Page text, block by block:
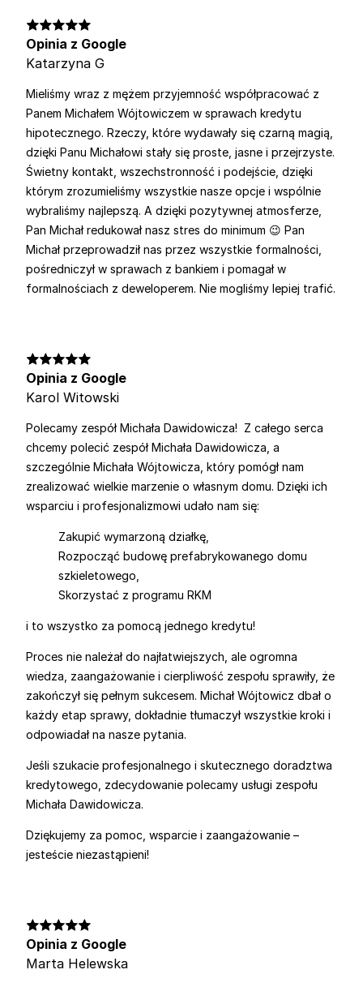
Opinia z Google
Katarzyna G
Mieliśmy wraz z mężem przyjemność współpracować z
Panem Michałem Wójtowiczem w sprawach kredytu
hipotecznego. Rzeczy, które wydawały się czarną magią,
dzięki Panu Michałowi stały się proste, jasne i przejrzyste.
Świetny kontakt, wszechstronność i podejście, dzięki
którym zrozumieliśmy wszystkie nasze opcje i wspólnie
wybraliśmy najlepszą. A dzięki pozytywnej atmosferze,
Pan Michał redukował nasz stres do minimum 😉 Pan
Michał przeprowadził nas przez wszystkie formalności,
pośredniczył w sprawach z bankiem i pomagał w
formalnościach z deweloperem. Nie mogliśmy lepiej trafić.
Opinia z Google
Karol Witowski
Polecamy zespół Michała Dawidowicza! Z całego serca
chcemy polecić zespół Michała Dawidowicza, a
szczególnie Michała Wójtowicza, który pomógł nam
zrealizować wielkie marzenie o własnym domu. Dzięki ich
wsparciu i profesjonalizmowi udało nam się:
Zakupić wymarzoną działkę,
Rozpocząć budowę prefabrykowanego domu
szkieletowego,
Skorzystać z programu RKM
i to wszystko za pomocą jednego kredytu!
Proces nie należał do najłatwiejszych, ale ogromna
wiedza, zaangażowanie i cierpliwość zespołu sprawiły, że
zakończył się pełnym sukcesem. Michał Wójtowicz dbał o
każdy etap sprawy, dokładnie tłumaczył wszystkie kroki i
odpowiadał na nasze pytania.
Jeśli szukacie profesjonalnego i skutecznego doradztwa
kredytowego, zdecydowanie polecamy usługi zespołu
Michała Dawidowicza.
Dziękujemy za pomoc, wsparcie i zaangażowanie –
jesteście niezastąpieni!
Opinia z Google
Marta Helewska